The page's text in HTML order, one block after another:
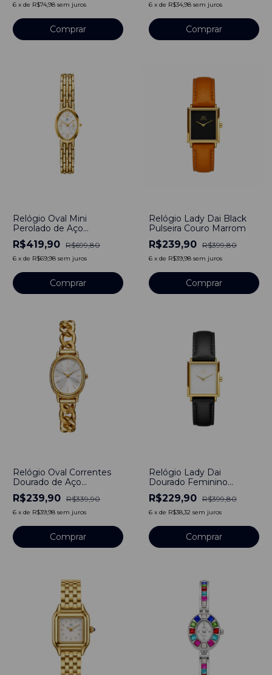
6 x de R$74,98 sem juros
Comprar
6 x de R$34,98 sem juros
Relógio Oval Mini
Perolado de Aço
Inoxidável Dourado
R$419,90 R$699,80
6 x de R$69,98 sem juros
Comprar
Relógio Lady Dai Black
Pulseira Couro Marrom
R$239,90 R$399,80
6 x de R$39,98 sem juros
Comprar
Relógio Oval Correntes
Dourado de Aço
Inoxidável
R$239,90 R$339,90
6 x de R$39,98 sem juros
Comprar
Relógio Lady Dai
Dourado Feminino
Pulseira Couro Preto
R$229,90 R$399,80
6 x de R$38,32 sem juros
Comprar